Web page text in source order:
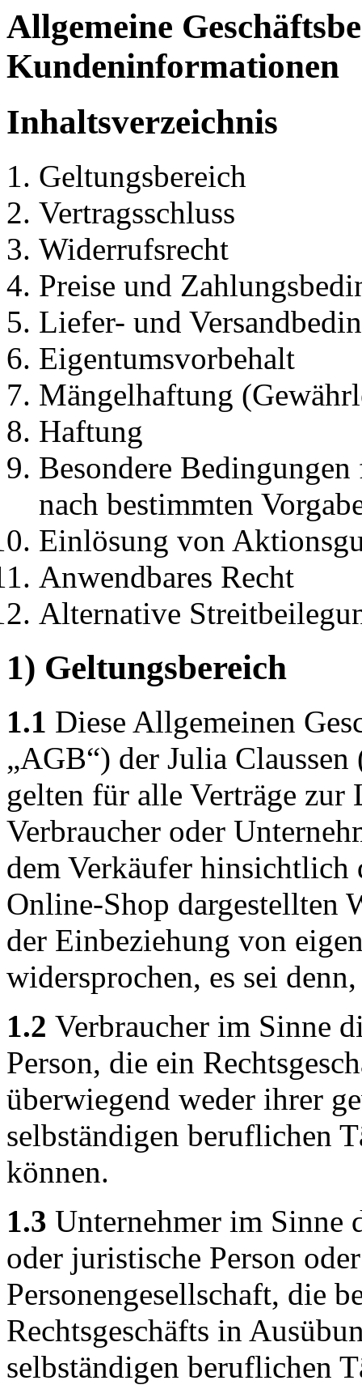
Allgemeine
Kundeninformationen
Inhaltsverzeichnis
Geltungsbereich
Vertragsschluss
Widerrufsrecht
Preise und
Liefer- und
Eigentumsvorbehalt
Mängelhaftung
Haftung
Besondere
nach bestimmten
Einlösung von
Anwendbares Recht
Alternative
1) Geltungsbereich
1.1 Diese Allgemeinen
„AGB“) der Julia
gelten für alle Verträge
Verbraucher oder
dem Verkäufer hinsichtlich
Online-Shop dargestellten
der Einbeziehung von
widersprochen, es sei
1.2 Verbraucher im Sinne
Person, die ein
überwiegend weder ihrer
selbständigen beruflichen
können.
1.3 Unternehmer im Sinne
oder juristische Person
Personengesellschaft, die
Rechtsgeschäfts in
selbständigen beruflichen